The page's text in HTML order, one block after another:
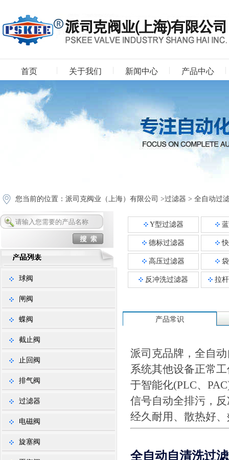
首页 关于我们 新闻中心 产品中心
下载中心
您当前的位置： 派司克阀业（上海）有限公司 >过滤器 > 全自动过
球阀
闸阀
蝶阀
截止阀
止回阀
排气阀
过滤器
电磁阀
旋塞阀
Y型过滤器
德标过滤器
高压过滤器
反冲洗过滤器 拉
产品常识
派司克品牌，全自
系统其他设备正常
于智能化(PLC、
信号自动全排污，
经久耐用、散热好
全自动自清洗过